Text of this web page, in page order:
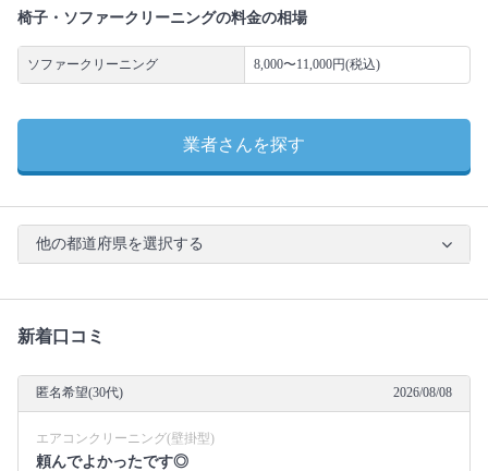
椅子・ソファークリーニングの料金の相場
ソファークリーニング 8,000〜11,000円(税込)
業者さんを探す
他の都道府県を選択する
新着口コミ
匿名希望(30代) 2026/08/08
エアコンクリーニング(壁掛型)
頼んでよかったです◎